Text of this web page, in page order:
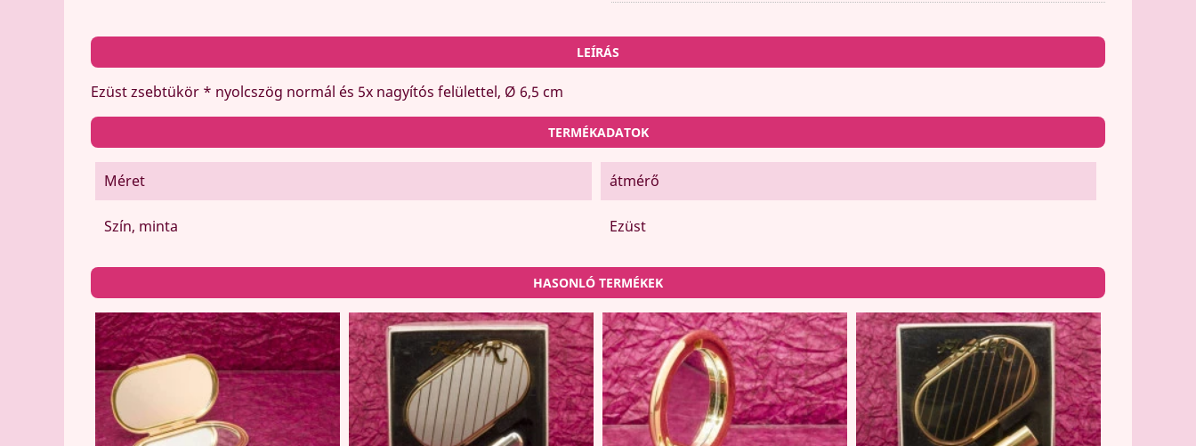
LEÍRÁS
Ezüst zsebtükör * nyolcszög normál és 5x nagyítós felülettel, Ø 6,5 cm
TERMÉKADATOK
Méret átmérő
Szín, minta Ezüst
HASONLÓ TERMÉKEK